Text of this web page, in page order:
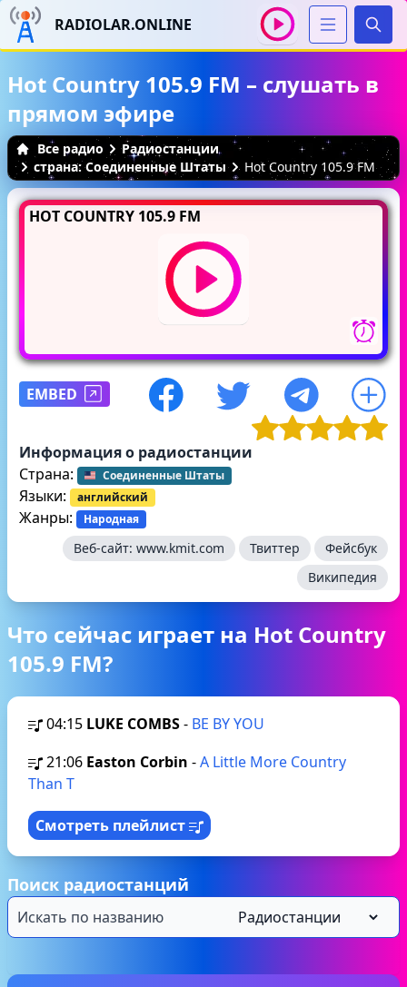
RADIOLAR.ONLINE
Hot Country 105.9 FM – слушать в
прямом эфире
Все радио
Радиостанции
страна: Соединенные Штаты
Hot Country 105.9 FM
HOT COUNTRY 105.9 FM
EMBED
Информация о радиостанции
Страна:
Соединенные Штаты
Языки: английский
Жанры: Народная
Веб-сайт: www.kmit.com Твиттер
Фейсбук
Википедия
Что сейчас играет на Hot Country
105.9 FM?
04:15 LUKE COMBS- BE BY YOU
21:06 Easton Corbin -A Little More Country
Than T
Смотреть плейлист
Поиск радиостанций